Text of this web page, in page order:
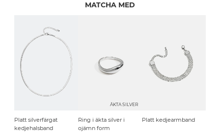
MATCHA MED
Platt silverfärgat
kedjehalsband
ÄKTA SILVER
Ring i äkta silver i
ojämn form
Platt kedjearmband